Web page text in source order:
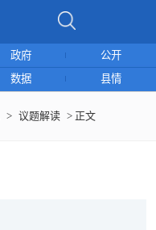
政府
公开
数据 县情
> 议题解读 > 正文